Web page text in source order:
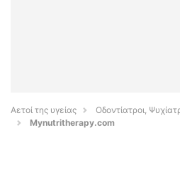
Αετοί της υγείας
Οδοντίατροι,
Mynutritherapy.com